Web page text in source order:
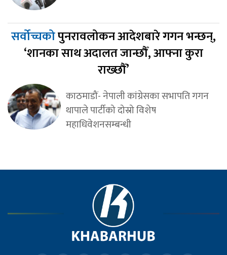
सर्वोच्चकोपुनरावलोकन आदेशबारे गगन भन्छन्,
‘शानका साथ अदालत जान्छौँ, आफ्ना कुरा
राख्छौँ’
काठमाडौं- नेपाली कांग्रेसका सभापति गगन
थापाले पार्टीको दोस्रो विशेष
महाधिवेशनसम्बन्धी